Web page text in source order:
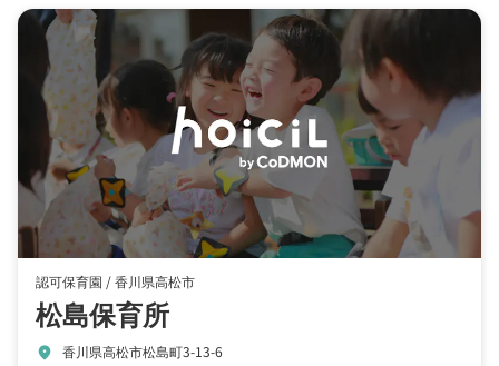
認可保育園 /香川県高松市
松島保育所
location_on 香川県高松市松島町3-13-6